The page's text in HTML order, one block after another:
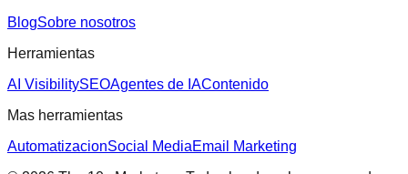
BlogSobre nosotros
Herramientas
AI VisibilitySEOAgentes de IAContenido
Mas herramientas
AutomatizacionSocial MediaEmail Marketing